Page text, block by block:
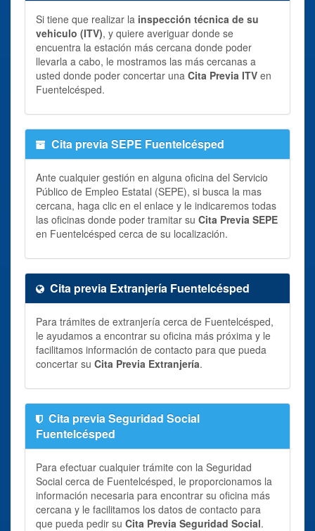
Si tiene que realizar la inspección técnica de su
vehiculo (ITV), y quiere averiguar donde se
encuentra la estación más cercana donde poder
llevarla a cabo, le mostramos las más cercanas a
usted donde poder concertar una Cita Previa ITV en
Fuentelcésped.
Cita previa SEPE Fuentelcésped
Ante cualquier gestión en alguna oficina del Servicio
Público de Empleo Estatal (SEPE), si busca la mas
cercana, haga clic en el enlace y le indicaremos todas
las oficinas donde poder tramitar su Cita Previa SEPE
en Fuentelcésped cerca de su localización.
Cita previa Extranjería Fuentelcésped
Para trámites de extranjería cerca de Fuentelcésped,
le ayudamos a encontrar su oficina más próxima y le
facilitamos información de contacto para que pueda
concertar su Cita Previa Extranjería.
Cita previa Seguridad Social
Fuentelcésped
Para efectuar cualquier trámite con la Seguridad
Social cerca de Fuentelcésped, le proporcionamos la
información necesaria para encontrar su oficina más
cercana y le facilitamos los datos de contacto para
que pueda pedir su Cita Previa Seguridad Social.